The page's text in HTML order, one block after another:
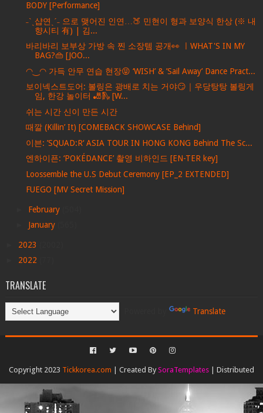
BODY [Performance]
˗ˋˏ샵연ˎˊ˗ 으로 맺어진 인연…🍑 민현이 형과 보양식 한상 (※ 내
향시티 有) | 김...
바리바리 보부상 가방 속 찐 소장템 공개👀 ㅣWHAT'S IN MY
BAG?👜 [JOO...
◠‿◠ 가득 안무 연습 현장😝 ‘WISH’ & ’Sail Away’ Dance Pract...
보이넥스트도어: 볼링은 광배로 치는 거야😏｜우당탕탕 볼링게
임, 한강 놀이터 🎳🛝 [W...
쉬는 시간 신이 만든 시간
때깔 (Killin’ It) [COMEBACK SHOWCASE Behind]
이븐: ’SQUAD:R‘ ASIA TOUR IN HONG KONG Behind The Sc...
엔하이픈: ‘POKÉDANCE’ 촬영 비하인드 [EN-TER key]
Loossemble the U.S Debut Ceremony [EP_2 EXTENDED]
FUEGO [MV Secret Mission]
February
January
2023
2022
TRANSLATE
Translate
Copyright 2023 Tickkorea.com | Created By SoraTemplates| Distributed